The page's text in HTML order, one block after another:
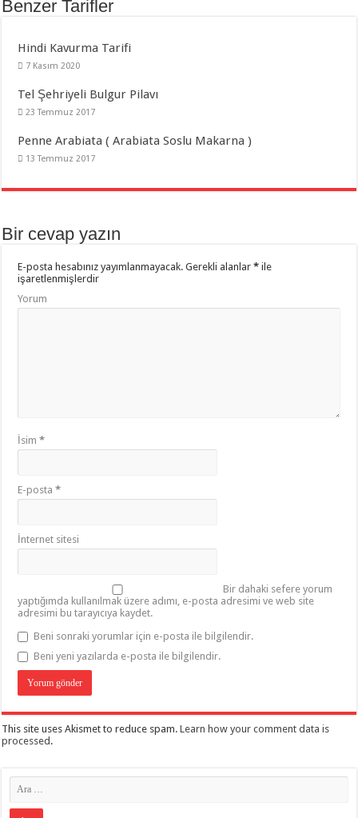
Benzer Tarifler
Hindi Kavurma Tarifi
7 Kasım 2020
Tel Şehriyeli Bulgur Pilavı
23 Temmuz 2017
Penne Arabiata ( Arabiata Soslu Makarna )
13 Temmuz 2017
Bir cevap yazın
E-posta hesabınız yayımlanmayacak. Gerekli alanlar* ile
işaretlenmişlerdir
Yorum
İsim*
E-posta*
İnternet sitesi
Bir dahaki sefere yorum
yaptığımda kullanılmak üzere adımı, e-posta adresimi ve web site
adresimi bu tarayıcıya kaydet.
Beni sonraki yorumlar için e-posta ile bilgilendir.
Beni yeni yazılarda e-posta ile bilgilendir.
This site uses Akismet to reduce spam.Learn how your comment data is
processed .